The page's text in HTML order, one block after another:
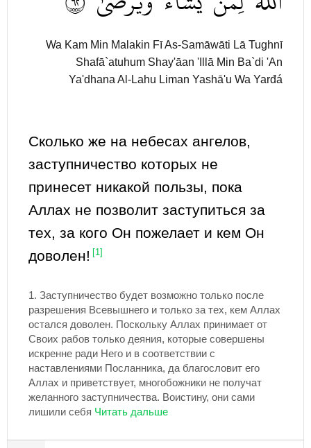
Wa Kam Min Malakin Fī As-Samāwāti Lā Tughnī
Shafā`atuhum Shay'āan 'Illā Min Ba`di 'An
Ya'dhana Al-Lahu Liman Yashā'u Wa Yarđá
Сколько же на небесах ангелов,
заступничество которых не
принесет никакой пользы, пока
Аллах не позволит заступиться за
тех, за кого Он пожелает и кем Он
доволен!
[1]
1. Заступничество будет возможно только после
разрешения Всевышнего и только за тех, кем Аллах
остался доволен. Поскольку Аллах принимает от
Своих рабов только деяния, которые совершены
искренне ради Него и в соответствии с
наставлениями Посланника, да благословит его
Аллах и приветствует, многобожники не получат
желанного заступничества. Воистину, они сами
лишили себя